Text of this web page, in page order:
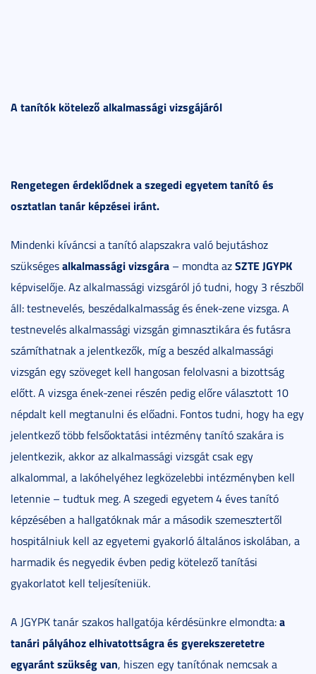
A tanítók kötelező alkalmassági vizsgájáról
Rengetegen érdeklődnek a szegedi egyetem tanító és
osztatlan tanár képzései iránt.
Mindenki kíváncsi a tanító alapszakra való bejutáshoz
szükségesalkalmassági vizsgára – mondta azSZTE JGYPK
képviselője. Az alkalmassági vizsgáról jó tudni, hogy 3 részből
áll: testnevelés, beszédalkalmasság és ének-zene vizsga. A
testnevelés alkalmassági vizsgán gimnasztikára és futásra
számíthatnak a jelentkezők, míg a beszéd alkalmassági
vizsgán egy szöveget kell hangosan felolvasni a bizottság
előtt. A vizsga ének-zenei részén pedig előre választott 10
népdalt kell megtanulni és előadni. Fontos tudni, hogy ha egy
jelentkező több felsőoktatási intézmény tanító szakára is
jelentkezik, akkor az alkalmassági vizsgát csak egy
alkalommal, a lakóhelyéhez legközelebbi intézményben kell
letennie – tudtuk meg. A szegedi egyetem 4 éves tanító
képzésében a hallgatóknak már a második szemesztertől
hospitálniuk kell az egyetemi gyakorló általános iskolában, a
harmadik és negyedik évben pedig kötelező tanítási
gyakorlatot kell teljesíteniük.
A JGYPK tanár szakos hallgatója kérdésünkre elmondta:a
tanári pályához elhivatottságra és gyerekszeretetre
egyaránt szükség van, hiszen egy tanítónak nemcsak a